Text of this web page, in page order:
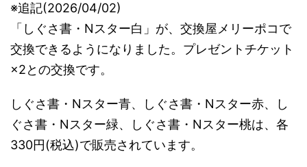
※追記(2026/04/02)
「しぐさ書・Nスター白」が、交換屋メリーポコで
交換できるようになりました。プレゼントチケット
×2との交換です。
しぐさ書・Nスター青、しぐさ書・Nスター赤、し
ぐさ書・Nスター緑、しぐさ書・Nスター桃は、各
330円(税込)で販売されています。